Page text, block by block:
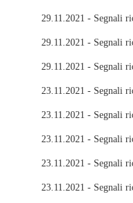
29.11.2021 - Segnali
29.11.2021 - Segnali
29.11.2021 - Segnali
23.11.2021 - Segnali
23.11.2021 - Segnali
23.11.2021 - Segnali
23.11.2021 - Segnali
23.11.2021 - Segnali